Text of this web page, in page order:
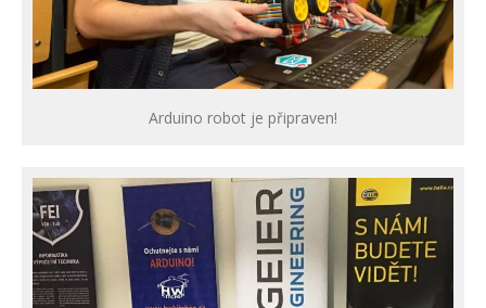
Arduino robot je připraven!